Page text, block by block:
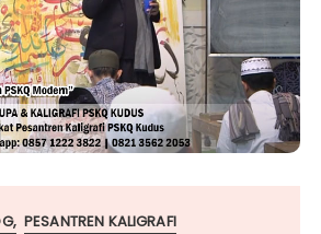
PESANTREN KALIGRAFI